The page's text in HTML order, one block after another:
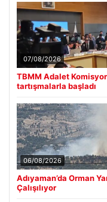
07/08/2026
TBMM Adalet
tartışmalarla başladı
06/08/2026
Adıyaman’da Orman
Çalışılıyor